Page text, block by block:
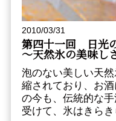
2010/03/31
第四十一回 日光
～天然氷の美味し
泡のない美しい天
縮されており、お
の今も、伝統的な
受けて、氷はきらき